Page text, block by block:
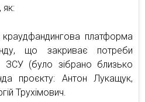
як:
платформа
що закриває потреби
ЗСУ (було зібрано близько
проєкту: Антон Лукащук,
Трухімович.